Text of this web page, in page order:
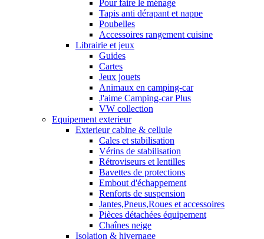
Pour faire le ménage
Tapis anti dérapant et nappe
Poubelles
Accessoires rangement cuisine
Librairie et jeux
Guides
Cartes
Jeux jouets
Animaux en camping-car
J'aime Camping-car Plus
VW collection
Equipement exterieur
Exterieur cabine & cellule
Cales et stabilisation
Vérins de stabilisation
Rétroviseurs et lentilles
Bavettes de protections
Embout d'échappement
Renforts de suspension
Jantes,Pneus,Roues et accessoires
Pièces détachées équipement
Chaînes neige
Isolation & hivernage